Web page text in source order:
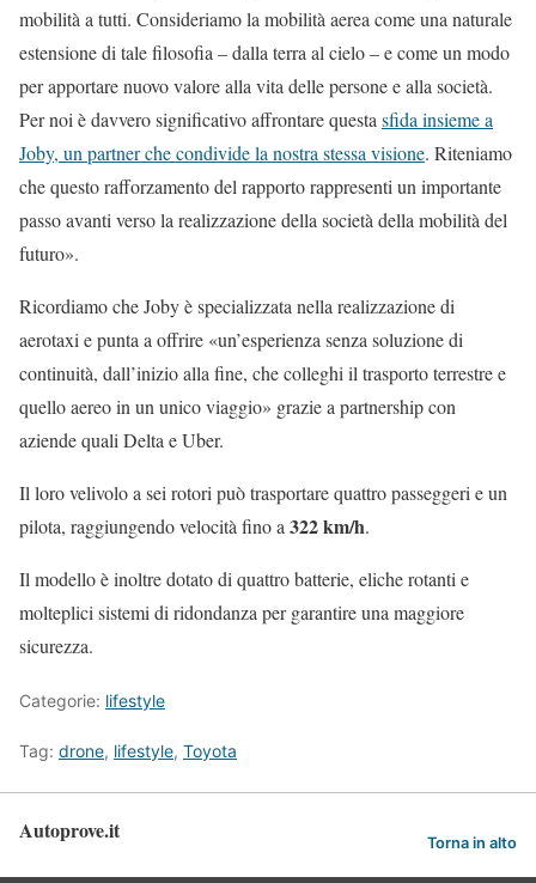
mobilità a tutti. Consideriamo la mobilità aerea come una naturale
estensione di tale filosofia – dalla terra al cielo – e come un modo
per apportare nuovo valore alla vita delle persone e alla società.
Per noi è davvero significativo affrontare questasfida insieme a
Joby, un partner che condivide la nostra stessa visione. Riteniamo
che questo rafforzamento del rapporto rappresenti un importante
passo avanti verso la realizzazione della società della mobilità del
futuro».
Ricordiamo che Joby è specializzata nella realizzazione di
aerotaxi e punta a offrire «un’esperienza senza soluzione di
continuità, dall’inizio alla fine, che colleghi il trasporto terrestre e
quello aereo in un unico viaggio» grazie a partnership con
aziende quali Delta e Uber.
Il loro velivolo a sei rotori può trasportare quattro passeggeri e un
pilota, raggiungendo velocità fino a322 km/h.
Il modello è inoltre dotato di quattro batterie, eliche rotanti e
molteplici sistemi di ridondanza per garantire una maggiore
sicurezza.
Categorie: lifestyle
Tag: drone, lifestyle, Toyota
Autoprove.it Torna in alto